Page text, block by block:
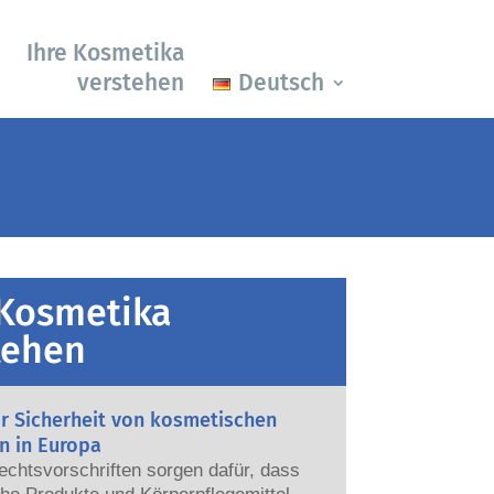
Ihre Kosmetika
verstehen
Deutsch
Sicherheit von kosmetischen
in Europa
sorgen dafür, dass